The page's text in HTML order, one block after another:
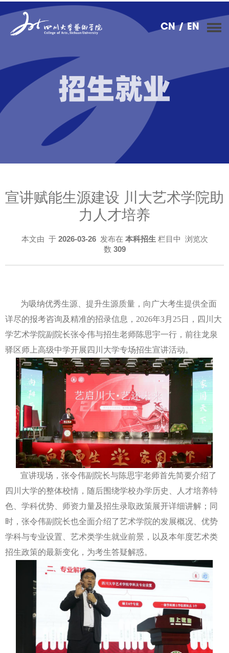
/ EN
CN
招生就业
宣讲赋能生源建设 川大艺术学院助
力人才培养
本文由 于 2026-03-26发布在 本科招生 栏目中 浏览次
数 309
为吸纳优秀生源、提升生源质量，向广大考生提供全面
详尽的报考咨询及精准的招录信息， 2026年3月25日，四川大
学艺术学院副院长张令伟与招生老师陈思宇一行，前往龙泉
驿区师上高级中学开展四川大学专场招生宣讲活动。
宣讲现场，张令伟副院长与陈思宇老师首先简要介绍了
四川大学的整体校情，随后围绕学校办学历史、人才培养特
色、学科优势、师资力量及招生录取政策展开详细讲解；同
时，张令伟副院长也全面介绍了艺术学院的发展概况、优势
学科与专业设置、艺术类学生就业前景，以及本年度艺术类
招生政策的最新变化，为考生答疑解惑。